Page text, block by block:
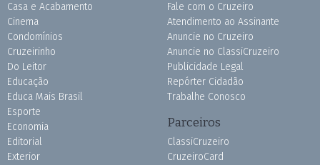
Casa e Acabamento
Cinema
Condomínios
Cruzeirinho
Do Leitor
Educação
Educa Mais Brasil
Esporte
Economia
Editorial
Exterior
Fale com o Cruzeiro
Atendimento ao Assinante
Anuncie no Cruzeiro
Anuncie no ClassiCruzeiro
Publicidade Legal
Repórter Cidadão
Trabalhe Conosco
Parceiros
ClassiCruzeiro
CruzeiroCard